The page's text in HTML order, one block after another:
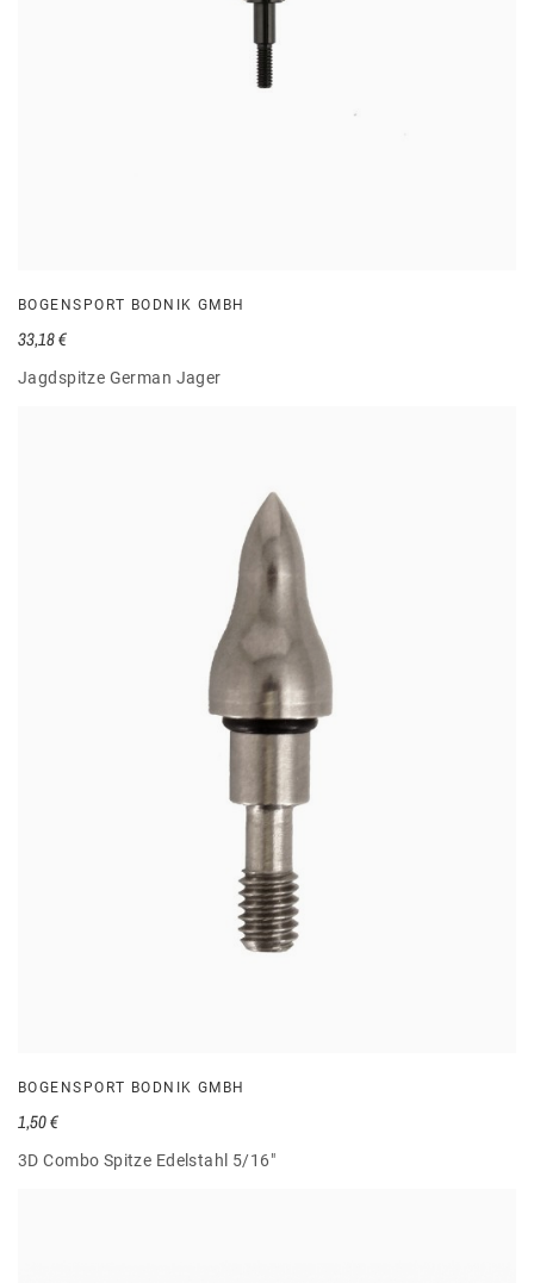
BOGENSPORT BODNIK GMBH
Jagdspitze German Jager
33,18 €
BOGENSPORT BODNIK GMBH
3D Combo Spitze Edelstahl 5/16"
1,50 €